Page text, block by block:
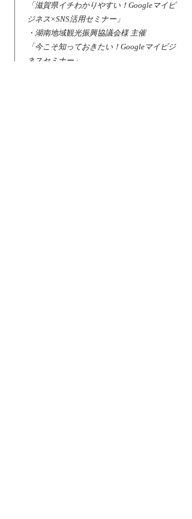
「滋賀県イチわかりやすい！Googleマイビ
ジネス×SNS活用セミナー」
・湖南地域観光振興協議会様 主催
「今こそ知っておきたい！Googleマイビジ
ネスセミナー」